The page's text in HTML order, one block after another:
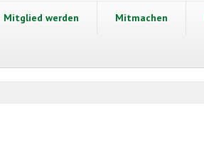
Mitglied werden Mitmachen